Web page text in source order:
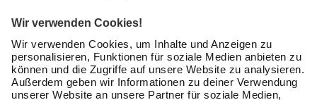
Friendly Captcha